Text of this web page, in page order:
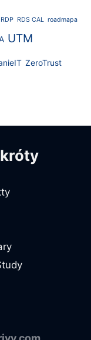
RDP RDS CAL roadmapa
UTM
ZeroTrust